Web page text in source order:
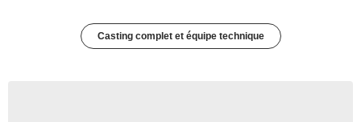
Casting complet et équipe technique